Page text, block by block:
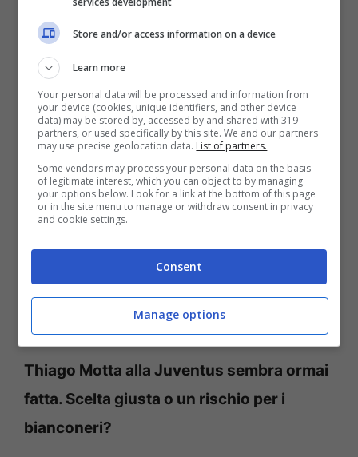
liberare allenatori. Conceicao, Gallardo,
Fonseca sono tre nomi. Per il primo
bisogna aspettare la finale della Coppa di
Portogallo il 26 maggio, l’ex Roma è
pressato dal Siviglia. Io penso che al Milan
stiano aspettando Conceicao e abbiano
qualche contatto esplorativo per Gallardo
Bargiggia: “Thiago Motta il
nome giusto per la
Juventus”
Thiago Motta alla Juventus sembra ormai
fatta. Scelta giusta o un rischio per i
bianconeri?
Store and/or access information on a device
Learn more
Your personal data will be processed and information from
your device (cookies, unique identifiers, and other device
data) may be stored by, accessed by and shared with 319
partners, or used specifically by this site. We and our partners
may use precise geolocation data. List of partners.
Some vendors may process your personal data on the basis
of legitimate interest, which you can object to by managing
your options below. Look for a link at the bottom of this page
or in the site menu to manage or withdraw consent in privacy
and cookie settings.
Consent
Manage options